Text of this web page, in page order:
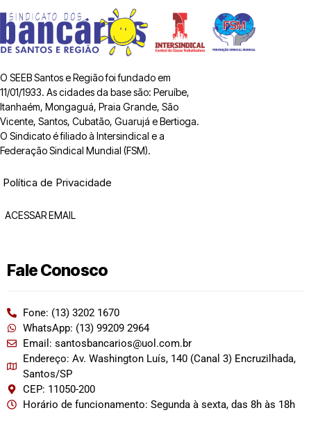
O SEEB Santos e Região foi fundado em
11/01/1933. As cidades da base são: Peruíbe,
Itanhaém, Mongaguá, Praia Grande, São
Vicente, Santos, Cubatão, Guarujá e Bertioga.
O Sindicato é filiado à Intersindical e a
Federação Sindical Mundial (FSM).
Política de Privacidade
ACESSAR EMAIL
Fale Conosco
Fone: (13) 3202 1670
WhatsApp: (13) 99209 2964
Email: santosbancarios@uol.com.br
Endereço: Av. Washington Luís, 140 (Canal 3) Encruzilhada,
Santos/SP
CEP: 11050-200
Horário de funcionamento: Segunda à sexta, das 8h às 18h